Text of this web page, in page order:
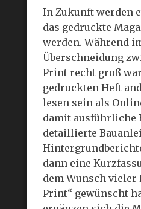
In Zukunft werden
das gedruckte
werden. Während
Überschneidung
Print recht groß
gedruckten Heft
lesen sein als
damit ausführliche
detaillierte
dann eine
dem Wunsch vieler
Print“ gewünscht